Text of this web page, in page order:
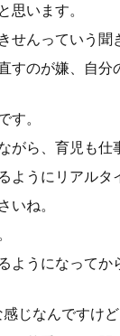
思います。
んっていう聞
すのが嫌、自
す。
がら、育児も仕
ようにリアルタ
いね。
ようになって
じなんですけど